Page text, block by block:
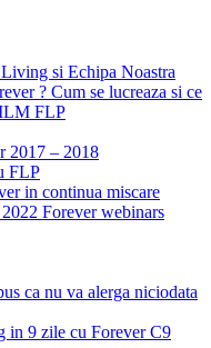
si Echipa Noastra
? Cum se lucreaza si ce
FLP
2017 – 2018
FLP
in continua miscare
Forever webinars
ca nu va alerga niciodata
in 9 zile cu Forever C9